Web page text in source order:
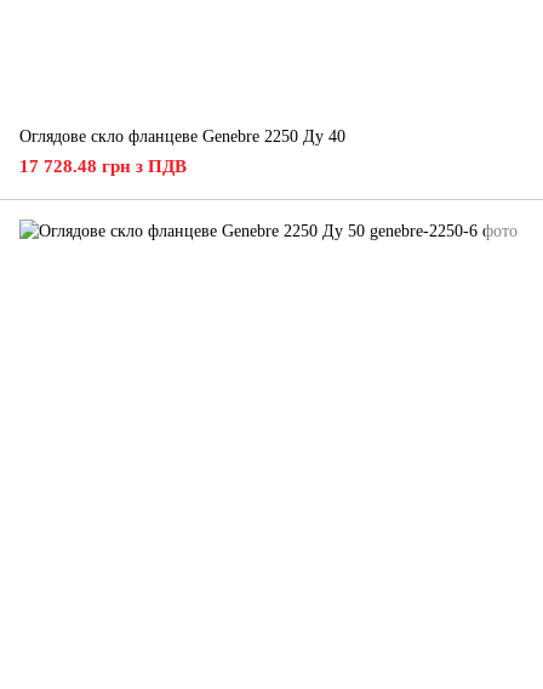
Оглядове скло фланцеве Genebre 2250 Ду 40
17 728.48 грн з ПДВ